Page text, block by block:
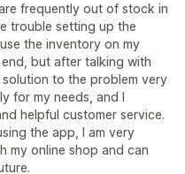
frequently out of stock in
trouble setting up the
the inventory on my
but after talking with
to the problem very
for my needs, and I
helpful customer service.
the app, I am very
my online shop and can